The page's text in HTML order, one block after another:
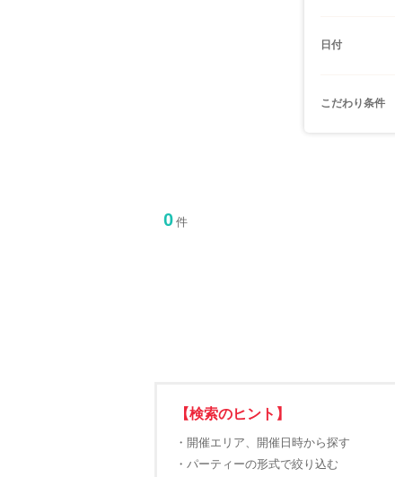
日付
こだわり条件
0 件
【検索のヒント】
・開催エリア、開催日時から探す
・パーティーの形式で絞り込む